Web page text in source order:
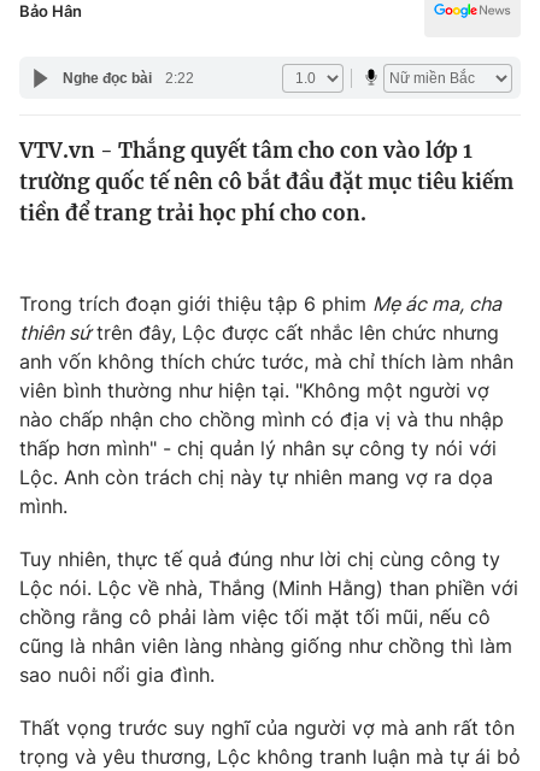
Pháp luật
Y tế
Thế giới
Tin tức
Câu chuyện quốc tế
Kinh tế
Thị trường
Góc doanh nghiệp
Dữ liệu và đời sống
Truyền hình
Phim VTV
Hậu trường
Nhân vật
Khán giả
Giải sao mai
Giải trí
Điện ảnh
Sao
Đời sống
Du lịch
Làm đẹp
Chất lượng cuộc sống
Giáo dục
Tuyển sinh
Học trực tuyến
Công nghệ
Sản phẩm
Giao lưu trực tuyến
Bảo Hân
Nghe đọc bài 2:22
VTV.vn - Thắng quyết tâm cho con vào lớp 1
trường quốc tế nên cô bắt đầu đặt mục tiêu kiếm
tiền để trang trải học phí cho con.
Trong trích đoạn giới thiệu tập 6 phim Mẹ ác ma, cha
thiên sứtrên đây, Lộc được cất nhắc lên chức nhưng
anh vốn không thích chức tước, mà chỉ thích làm nhân
viên bình thường như hiện tại. "Không một người vợ
nào chấp nhận cho chồng mình có địa vị và thu nhập
thấp hơn mình" - chị quản lý nhân sự công ty nói với
Lộc. Anh còn trách chị này tự nhiên mang vợ ra dọa
mình.
Tuy nhiên, thực tế quả đúng như lời chị cùng công ty
Lộc nói. Lộc về nhà, Thắng (Minh Hằng) than phiền với
chồng rằng cô phải làm việc tối mặt tối mũi, nếu cô
cũng là nhân viên làng nhàng giống như chồng thì làm
sao nuôi nổi gia đình.
Thất vọng trước suy nghĩ của người vợ mà anh rất tôn
trọng và yêu thương, Lộc không tranh luận mà tự ái bỏ